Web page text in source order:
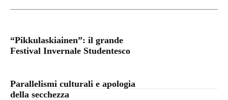
“Pikkulaskiainen”: il grande
Festival Invernale Studentesco
Parallelismi culturali e apologia
della secchezza